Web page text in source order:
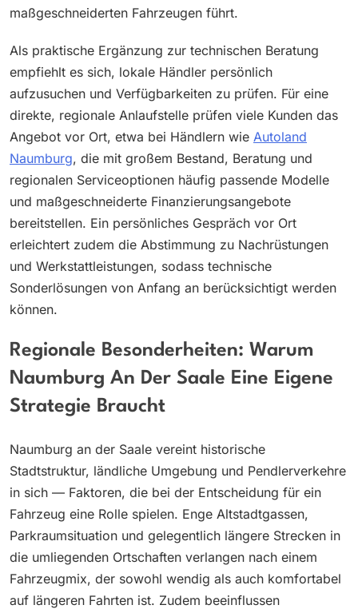
maßgeschneiderten Fahrzeugen führt.
Als praktische Ergänzung zur technischen Beratung
empfiehlt es sich, lokale Händler persönlich
aufzusuchen und Verfügbarkeiten zu prüfen. Für eine
direkte, regionale Anlaufstelle prüfen viele Kunden das
Angebot vor Ort, etwa bei Händlern wie Autoland
Naumburg, die mit großem Bestand, Beratung und
regionalen Serviceoptionen häufig passende Modelle
und maßgeschneiderte Finanzierungsangebote
bereitstellen. Ein persönliches Gespräch vor Ort
erleichtert zudem die Abstimmung zu Nachrüstungen
und Werkstattleistungen, sodass technische
Sonderlösungen von Anfang an berücksichtigt werden
können.
Regionale Besonderheiten: Warum
Naumburg An Der Saale Eine Eigene
Strategie Braucht
Naumburg an der Saale vereint historische
Stadtstruktur, ländliche Umgebung und Pendlerverkehre
in sich — Faktoren, die bei der Entscheidung für ein
Fahrzeug eine Rolle spielen. Enge Altstadtgassen,
Parkraumsituation und gelegentlich längere Strecken in
die umliegenden Ortschaften verlangen nach einem
Fahrzeugmix, der sowohl wendig als auch komfortabel
auf längeren Fahrten ist. Zudem beeinflussen